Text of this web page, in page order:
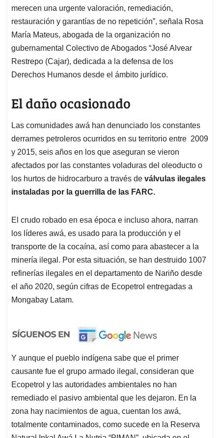
merecen una urgente valoración, remediación,
restauración y garantías de no repetición”, señala Rosa
María Mateus, abogada de la organización no
gubernamental Colectivo de Abogados “José Alvear
Restrepo (Cajar), dedicada a la defensa de los
Derechos Humanos desde el ámbito jurídico.
El daño ocasionado
Las comunidades awá han denunciado los constantes
derrames petroleros ocurridos en su territorio entre 2009
y 2015, seis años en los que aseguran se vieron
afectados por las constantes voladuras del oleoducto o
los hurtos de hidrocarburo a través de válvulas ilegales
instaladas por la guerrilla de las FARC.
El crudo robado en esa época e incluso ahora, narran
los líderes awá, es usado para la producción y el
transporte de la cocaína, así como para abastecer a la
minería ilegal. Por esta situación, se han destruido 1007
refinerías ilegales en el departamento de Nariño desde
el año 2020, según cifras de Ecopetrol entregadas a
Mongabay Latam.
Y aunque el pueblo indígena sabe que el primer
causante fue el grupo armado ilegal, consideran que
Ecopetrol y las autoridades ambientales no han
remediado el pasivo ambiental que les dejaron. En la
zona hay nacimientos de agua, cuentan los awá,
totalmente contaminados, como sucede en la Reserva